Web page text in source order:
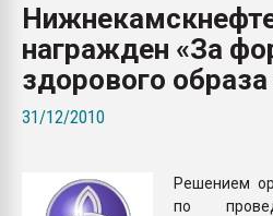
награжден «За
здорового
31/12/2010
Решением
по